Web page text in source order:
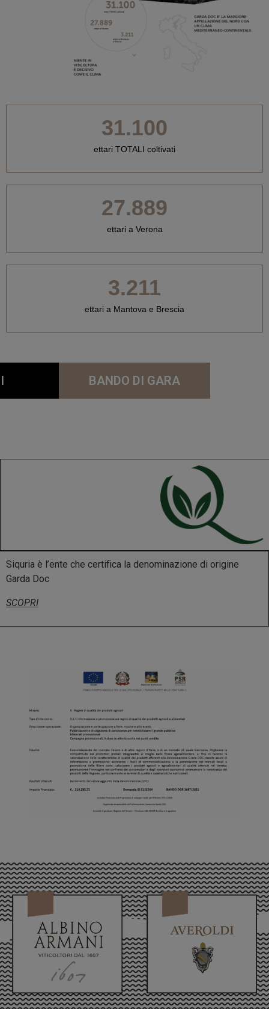
31.100
ettari TOTALI coltivati
27.889
ettari a Verona
3.211
ettari a Mantova e Brescia
BANDO DI GARA
Siquria è l’ente che certifica la denominazione di origine
Garda Doc
SCOPRI